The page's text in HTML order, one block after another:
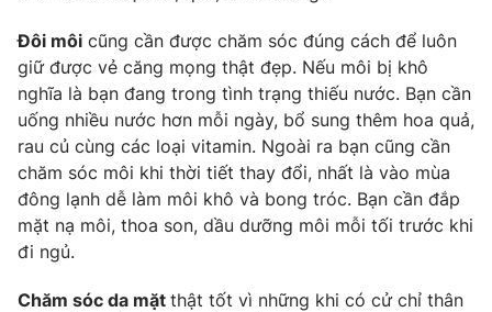
VTV Money VTV Thể thao
VTV Sức khoẻ Bất động sản
Thị trường 24h Tấm lòng Việt
Đôi môi cũng cần được chăm sóc đúng cách để luôn
giữ được vẻ căng mọng thật đẹp. Nếu môi bị khô
nghĩa là bạn đang trong tình trạng thiếu nước. Bạn cần
uống nhiều nước hơn mỗi ngày, bổ sung thêm hoa quả,
rau củ cùng các loại vitamin. Ngoài ra bạn cũng cần
chăm sóc môi khi thời tiết thay đổi, nhất là vào mùa
đông lạnh dễ làm môi khô và bong tróc. Bạn cần đắp
mặt nạ môi, thoa son, dầu dưỡng môi mỗi tối trước khi
đi ngủ.
Chăm sóc da mặt thật tốt vì những khi có cử chỉ thân